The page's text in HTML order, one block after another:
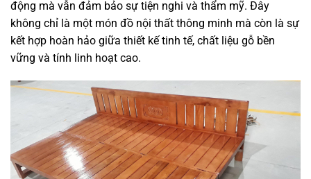
động mà vẫn đảm bảo sự tiện nghi và thẩm mỹ. Đây
không chỉ là một món đồ nội thất thông minh mà còn là sự
kết hợp hoàn hảo giữa thiết kế tinh tế, chất liệu gỗ bền
vững và tính linh hoạt cao.